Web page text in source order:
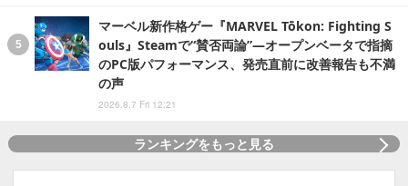
マーベル新作格ゲー『MARVEL Tōkon: Fighting S
ouls』Steamで“賛否両論”―オープンベータで指摘
のPC版パフォーマンス、発売直前に改善報告も不満
の声
2026.8.7 Fri 12:21
ランキングをもっと見る